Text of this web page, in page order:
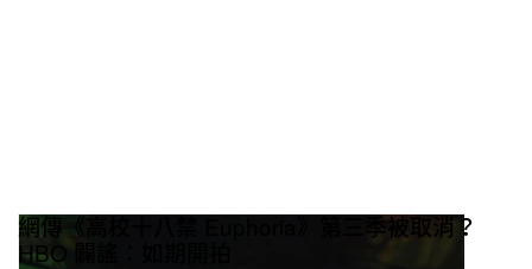
網傳《高校十八禁 Euphoria》第三季被取消？
HBO 闢謠：如期開拍